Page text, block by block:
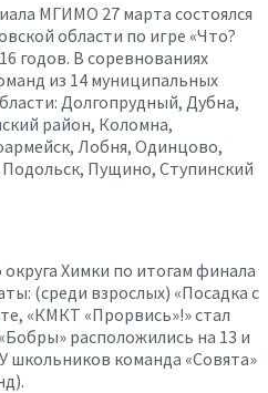
МГИМО 27 марта состоялся
области по игре «Что?
годов. В соревнованиях
из 14 муниципальных
Долгопрудный, Дубна,
район, Коломна,
Лобня, Одинцово,
Пущино, Ступинский
Химки по итогам финала
(среди взрослых) «Посадка с
«КМКТ «Прорвись»!» стал
расположились на 13 и
школьников команда «Совята»